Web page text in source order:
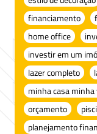
financiamento
home office
investir em um
lazer completo
minha casa minha
orçamento
planejamento